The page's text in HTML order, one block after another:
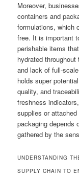
Moreover,
containers and
formulations, which
free. It is important
perishable items
hydrated
and lack of full-
holds super
quality, and
freshness
supplies or
packaging depends
gathered by the
UNDERSTANDING
SUPPLY CHAIN TO